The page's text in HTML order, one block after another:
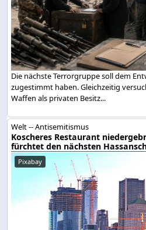
Die nächste Terrorgruppe soll dem
zugestimmt haben. Gleichzeitig
Waffen als privaten Besitz...
Welt -- Antisemitismus
Koscheres Restaurant
fürchtet den nächsten
Pixabay